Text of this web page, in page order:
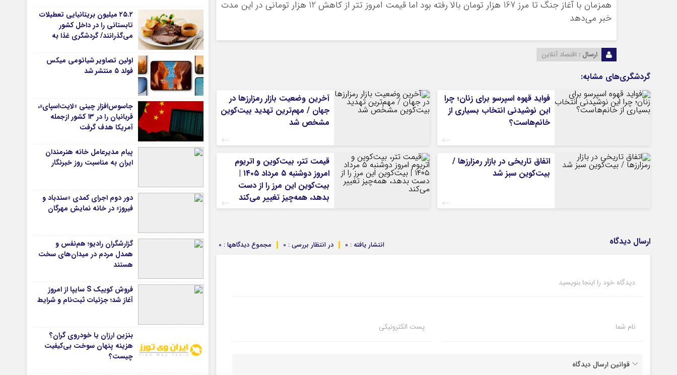
مسیرهای نجف به کربلا
همزمان با آغاز جنگ تا مرز 167 هزار تومان بالا رفته بود اما قیمت امروز تتر از کاهش 12 هزار تومانی در این مدت
خبر می‌دهد
ارسال : اقتصاد آنلاین
گردشگری‌های مشابه:
فواید قهوه اسپرسو برای زنان؛ چرا
این نوشیدنی انتخاب بسیاری از
خانم‌هاست؟
آخرین وضعیت بازار رمزارزها در
جهان / مهم‌ترین تهدید بیت‌کوین
مشخص شد
اتفاق تاریخی در بازار رمزارزها /
بیت‌کوین سبز شد
قیمت تتر، بیت‌کوین و اتریوم
امروز دوشنبه ۵ مرداد ۱۴۰۵ |
بیت‌کوین این مرز را از دست
بدهد، همه‌چیز تغییر می‌کند
ارسال دیدگاه مجموع دیدگاهها : 0 در انتظار بررسی : 0 انتشار یافته : 0
دیدگاه خود را اینجا بنویسید
نام شما پست الکترونیکی
قوانین ارسال دیدگاه
۲۵.۲ میلیون بریتانیایی تعطیلات
تابستانی را در داخل کشور
می‌گذرانند/ گردشگری غذا به
تبدیل شد
اولین تصاویر شیائومی میکس
فولد ۵ منتشر شد
جاسوس‌افزار چینی «لایت‌اسپای»،
قربانیان را در ۱۳ کشور ازجمله
آمریکا هدف گرفت
پیام مدیرعامل خانه هنرمندان
ایران به مناسبت روز خبرنگار
دور دوم اجرای کمدی «سندباد و
فیروز» در خانه نمایش مهرگان
گزارشگران رادیو؛ هم‌نفس و
همدل مردم در میدان‌های سخت
هستند
فروش کوییک S سایپا از امروز
آغاز شد؛ جزئیات ثبت‌نام و شرایط
بنزین ارزان یا خودروی گران؟
هزینه پنهان سوخت بی‌کیفیت
چیست؟